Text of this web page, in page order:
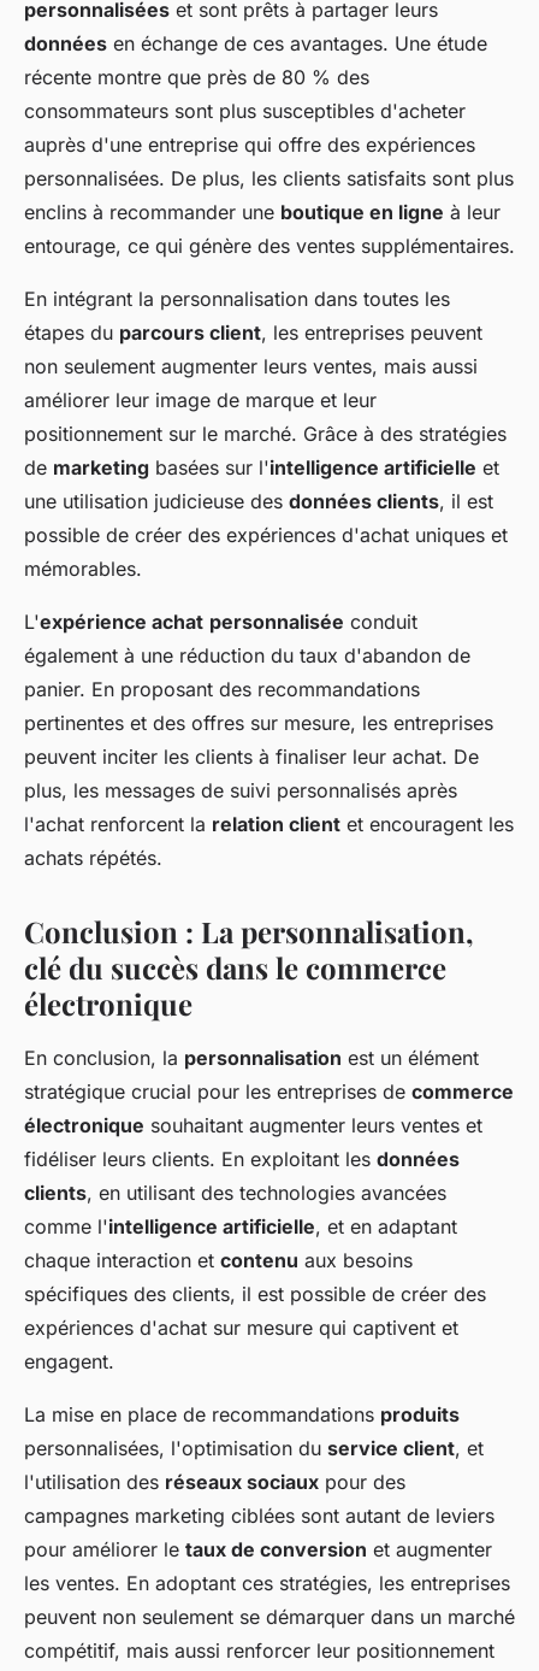
personnalisées et sont prêts à partager leurs
données en échange de ces avantages. Une étude
récente montre que près de 80 % des
consommateurs sont plus susceptibles d'acheter
auprès d'une entreprise qui offre des expériences
personnalisées. De plus, les clients satisfaits sont plus
enclins à recommander une boutique en ligne à leur
entourage, ce qui génère des ventes supplémentaires.
En intégrant la personnalisation dans toutes les
étapes du parcours client, les entreprises peuvent
non seulement augmenter leurs ventes, mais aussi
améliorer leur image de marque et leur
positionnement sur le marché. Grâce à des stratégies
de marketing basées sur l'intelligence artificielle et
une utilisation judicieuse des données clients, il est
possible de créer des expériences d'achat uniques et
mémorables.
L'expérience achat personnalisée conduit
également à une réduction du taux d'abandon de
panier. En proposant des recommandations
pertinentes et des offres sur mesure, les entreprises
peuvent inciter les clients à finaliser leur achat. De
plus, les messages de suivi personnalisés après
l'achat renforcent la relation client et encouragent les
achats répétés.
Conclusion : La personnalisation,
clé du succès dans le commerce
électronique
En conclusion, la personnalisation est un élément
stratégique crucial pour les entreprises de commerce
électronique souhaitant augmenter leurs ventes et
fidéliser leurs clients. En exploitant les données
clients, en utilisant des technologies avancées
comme l'intelligence artificielle, et en adaptant
chaque interaction et contenu aux besoins
spécifiques des clients, il est possible de créer des
expériences d'achat sur mesure qui captivent et
engagent.
La mise en place de recommandations produits
personnalisées, l'optimisation du service client, et
l'utilisation des réseaux sociaux pour des
campagnes marketing ciblées sont autant de leviers
pour améliorer le taux de conversion et augmenter
les ventes. En adoptant ces stratégies, les entreprises
peuvent non seulement se démarquer dans un marché
compétitif, mais aussi renforcer leur positionnement